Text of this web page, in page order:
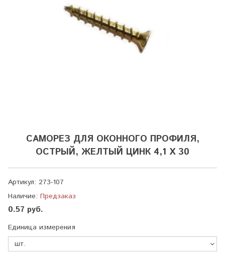
САМОРЕЗ ДЛЯ ОКОННОГО ПРОФИЛЯ,
ОСТРЫЙ, ЖЕЛТЫЙ ЦИНК 4,1 Х 30
Артикул: 273-107
Наличие: Предзаказ
0.57 руб.
Единица измерения